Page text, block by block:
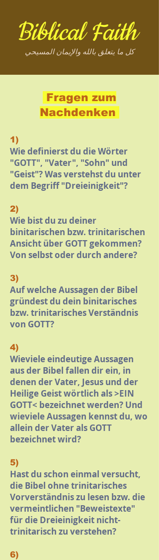
كل ما يتعلق بالله والإيمان المسيحي
Biblical Faith
Fragen zum
Nachdenken
1)
Wie definierst du die Wörter
"GOTT", "Vater", "Sohn" und
"Geist"? Was verstehst du unter
dem Begriff "Dreieinigkeit"?
2)
Wie bist du zu deiner
binitarischen bzw. trinitarischen
Ansicht über GOTT gekommen?
Von selbst oder durch andere?
3)
Auf welche Aussagen der Bibel
gründest du dein binitarisches
bzw. trinitarisches Verständnis
von GOTT?
4)
Wieviele eindeutige Aussagen
aus der Bibel fallen dir ein, in
denen der Vater, Jesus und der
Heilige Geist wörtlich als >EIN
GOTT< bezeichnet werden? Und
wieviele Aussagen kennst du, wo
allein der Vater als GOTT
bezeichnet wird?
5)
Hast du schon einmal versucht,
die Bibel ohne trinitarisches
Vorverständnis zu lesen bzw. die
vermeintlichen "Beweistexte"
für die Dreieinigkeit nicht-
trinitarisch zu verstehen?
6)